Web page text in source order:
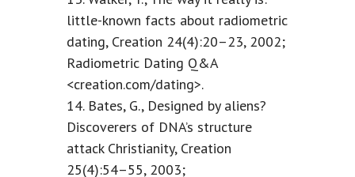
little-known facts about radiometric
dating, Creation 24(4):20–23, 2002;
Radiometric Dating Q&A
<creation.com/dating>.
14. Bates, G., Designed by aliens?
Discoverers of DNA’s structure
attack Christianity, Creation
25(4):54–55, 2003;